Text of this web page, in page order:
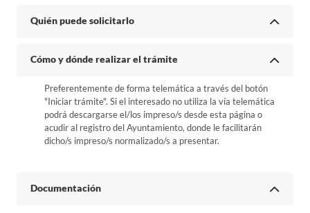
Quién puede solicitarlo
Cómo y dónde realizar el trámite
Preferentemente de forma telemática a través del botón
"Iniciar trámite". Si el interesado no utiliza la vía telemática
podrá descargarse el/los impreso/s desde esta página o
acudir al registro del Ayuntamiento, donde le facilitarán
dicho/s impreso/s normalizado/s a presentar.
Documentación